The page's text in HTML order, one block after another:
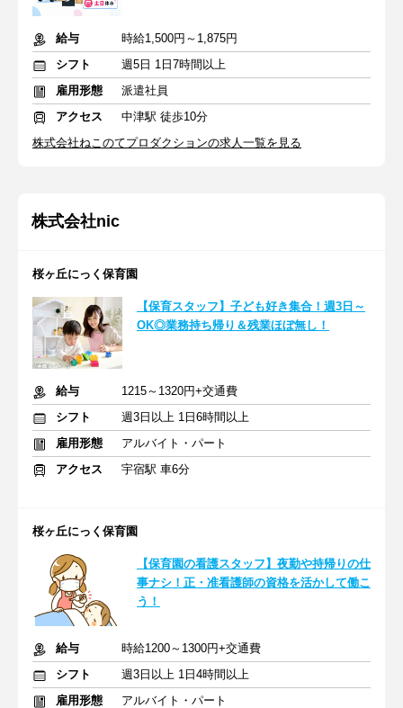
給与
時給1,500円～1,875円
シフト
週5日 1日7時間以上
雇用形態
派遣社員
アクセス
中津駅 徒歩10分
株式会社ねこのてプロダクションの求人一覧を見る
株式会社nic
桜ヶ丘にっく保育園
【保育スタッフ】子ども好き集合！週3日～
OK◎業務持ち帰り＆残業ほぼ無し！
給与
1215～1320円+交通費
シフト
週3日以上 1日6時間以上
雇用形態
アルバイト・パート
アクセス
宇宿駅 車6分
桜ヶ丘にっく保育園
【保育園の看護スタッフ】夜勤や持帰りの仕
事ナシ！正・准看護師の資格を活かして働こ
う！
給与
時給1200～1300円+交通費
シフト
週3日以上 1日4時間以上
雇用形態
アルバイト・パート